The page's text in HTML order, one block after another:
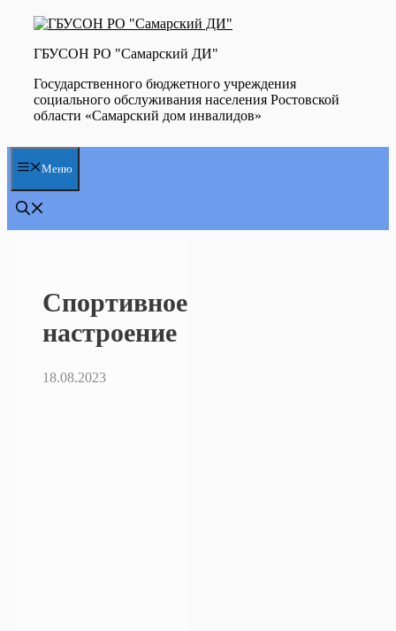
Перейти
содержимому
ГБУСОН РО "Самарский ДИ"
Государственного бюджетного учреждения
социального обслуживания населения Ростовской
области «Самарский дом инвалидов»
Меню
Спортивное
настроение
18.08.2023